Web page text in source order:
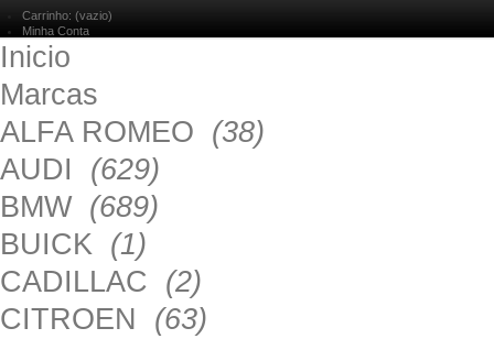
Carrinho: (vazio)
Minha Conta
Inicio
Marcas
ALFA ROMEO (38)
AUDI (629)
BMW (689)
BUICK (1)
CADILLAC (2)
CITROEN (63)